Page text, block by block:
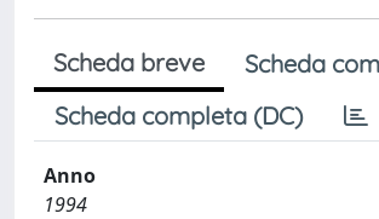
Scheda breve
Scheda
Scheda completa (DC)
Anno
1994